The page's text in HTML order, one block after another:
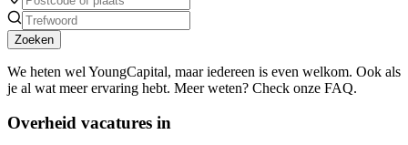
Zoeken
We heten wel YoungCapital, maar iedereen is even welkom. Ook als
je al wat meer ervaring hebt. Meer weten? Check onze FAQ.
Overheid vacatures in